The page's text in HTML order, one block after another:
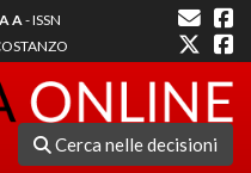
A- ISSN
Cerca nelle decisioni